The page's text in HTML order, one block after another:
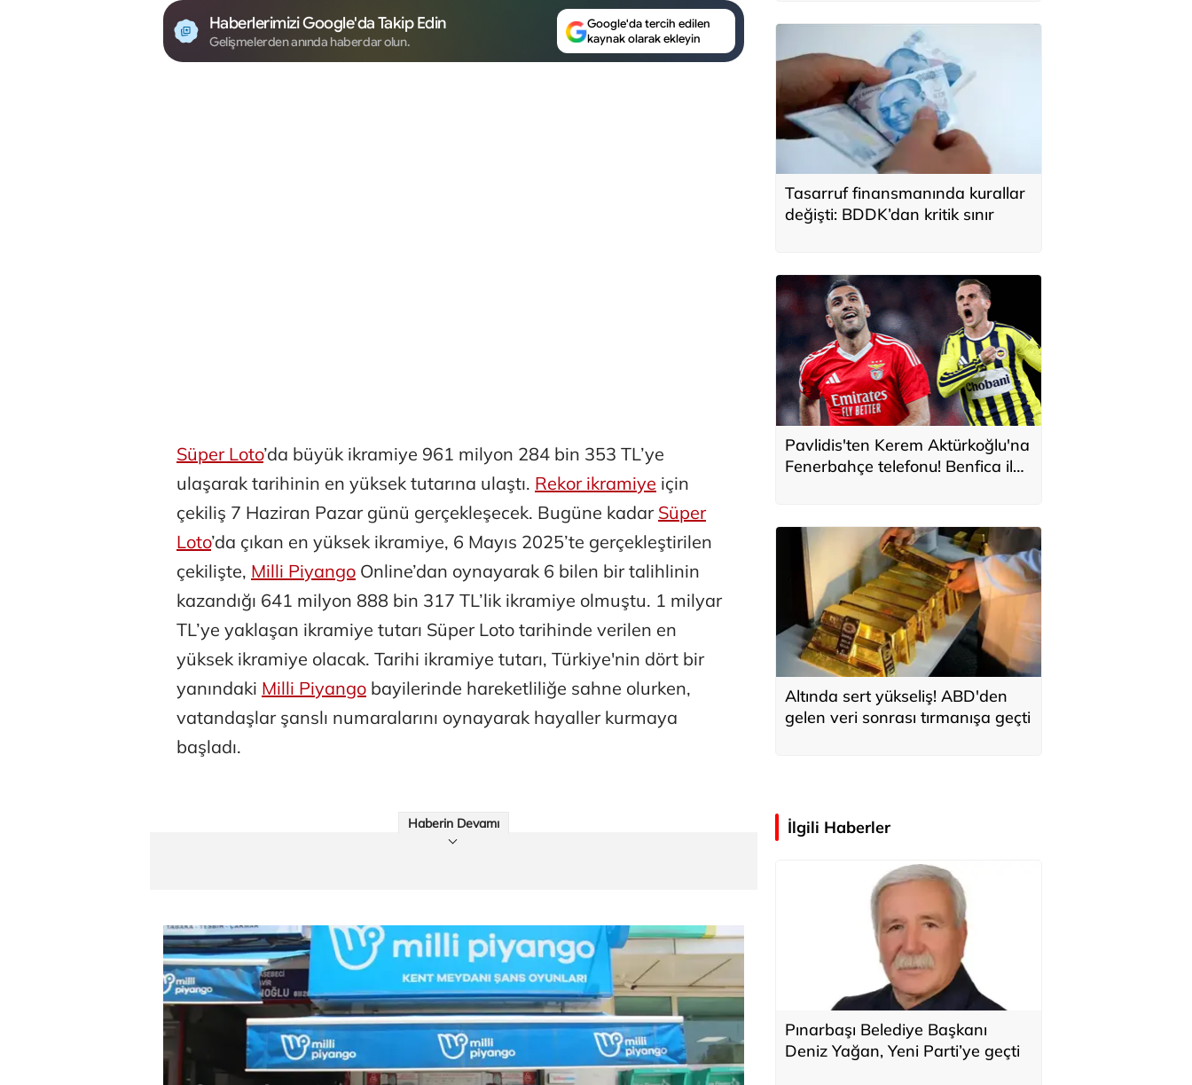
Haberlerimizi Google'da Takip Edin
Gelişmelerden anında haberdar olun.
Google'da tercih edilen
kaynak olarak ekleyin
Süper Loto’da büyük ikramiye 961 milyon 284 bin 353 TL’ye
ulaşarak tarihinin en yüksek tutarına ulaştı. Rekor ikramiye için
çekiliş 7 Haziran Pazar günü gerçekleşecek. Bugüne kadar Süper
Loto’da çıkan en yüksek ikramiye, 6 Mayıs 2025’te gerçekleştirilen
çekilişte, Milli Piyango Online’dan oynayarak 6 bilen bir talihlinin
kazandığı 641 milyon 888 bin 317 TL’lik ikramiye olmuştu. 1 milyar
TL’ye yaklaşan ikramiye tutarı Süper Loto tarihinde verilen en
yüksek ikramiye olacak. Tarihi ikramiye tutarı, Türkiye'nin dört bir
yanındaki Milli Piyango bayilerinde hareketliliğe sahne olurken,
vatandaşlar şanslı numaralarını oynayarak hayaller kurmaya
başladı.
Haberin Devamı
Tasarruf finansmanında kurallar
değişti: BDDK’dan kritik sınır
Pavlidis'ten Kerem Aktürkoğlu'na
Fenerbahçe telefonu! Benfica ile
Altında sert yükseliş! ABD'den
gelen veri sonrası tırmanışa geçti
İlgili Haberler
Pınarbaşı Belediye Başkanı
Deniz Yağan, Yeni Parti’ye geçti